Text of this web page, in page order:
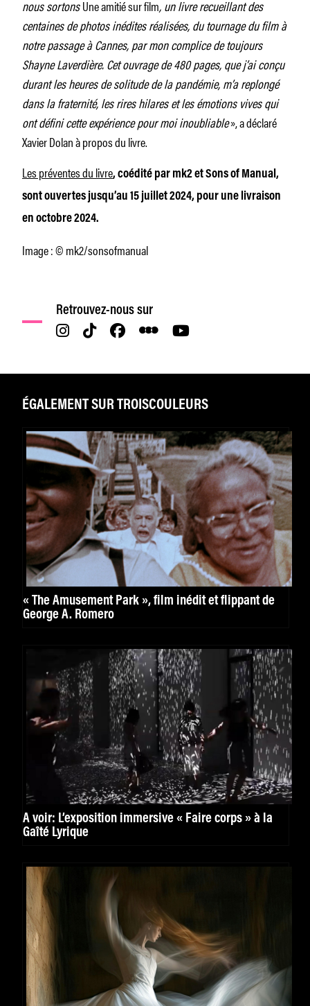
nous sortonsUne amitié sur film, un livre recueillant des
centaines de photos inédites réalisées, du tournage du film à
notre passage à Cannes, par mon complice de toujours
Shayne Laverdière. Cet ouvrage de 480 pages, que j’ai conçu
durant les heures de solitude de la pandémie, m’a replongé
dans la fraternité, les rires hilares et les émotions vives qui
ont défini cette expérience pour moi inoubliable», a déclaré
Xavier Dolan à propos du livre.
Les préventes du livre, coédité par mk2 et Sons of Manual,
sont ouvertes jusqu’au 15 juillet 2024, pour une livraison
en octobre 2024.
Image : © mk2/sonsofmanual
Retrouvez-nous sur
ÉGALEMENT SUR TROISCOULEURS
« The Amusement Park », film inédit et flippant de
George A. Romero
A voir: L’exposition immersive « Faire corps » à la
Gaîté Lyrique